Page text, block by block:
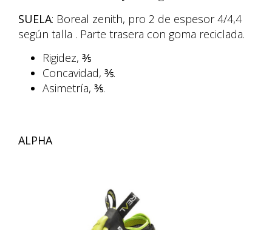
SUELA: Boreal zenith, pro 2 de espesor 4/4,4
según talla . Parte trasera con goma reciclada.
Rigidez, ⅗
Concavidad, ⅗.
Asimetría, ⅗.
ALPHA